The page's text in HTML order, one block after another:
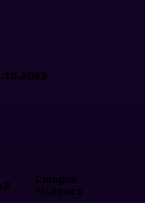
2
Cologne
Flippers